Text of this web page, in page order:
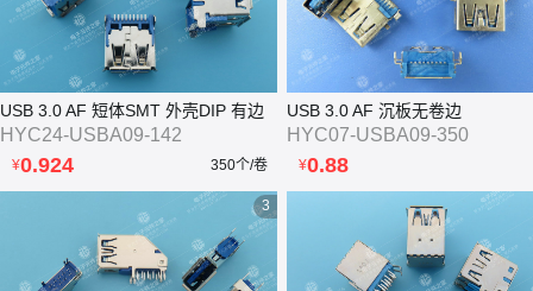
USB 3.0 AF 短体SMT 外壳DIP 有边
HYC24-USBA09-142
¥0.924 350个/卷
USB 3.0 AF 沉板无卷边
HYC07-USBA09-350
¥0.88
3